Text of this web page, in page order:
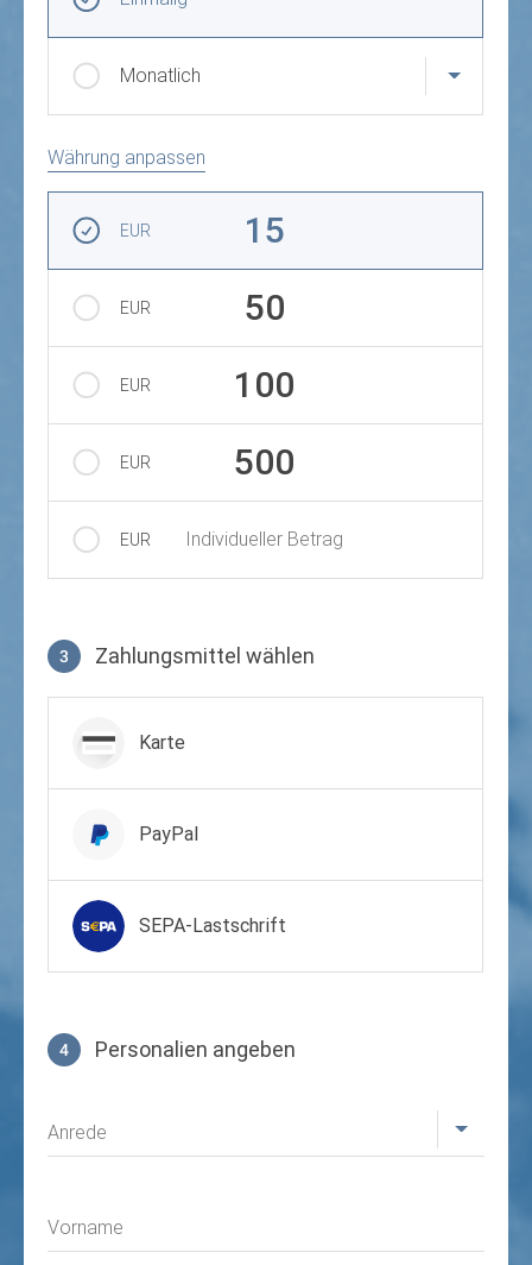
Monatlich
Währung anpassen
EUR 15
EUR 50
EUR 100
EUR 500
EUR Individueller Betrag
3 Zahlungsmittel wählen
Karte
PayPal
SEPA-Lastschrift
4 Personalien angeben
Anrede
Vorname